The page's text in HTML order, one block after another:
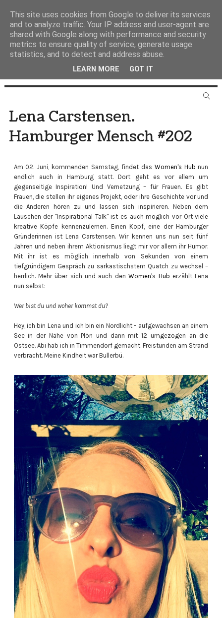
Lena Carstensen.
Hamburger Mensch #202
Am 02. Juni, kommenden Samstag, findet das Women's Hub nun
endlich auch in Hamburg statt. Dort geht es vor allem um
gegenseitige Inspiration! Und Vernetzung – für Frauen. Es gibt
Frauen, die stellen ihr eigenes Projekt, oder ihre Geschichte vor und
die Anderen hören zu und lassen sich inspirieren. Neben dem
Lauschen der "Inspirational Talk" ist es auch möglich vor Ort viele
kreative Köpfe kennenzulernen. Einen Kopf, eine der Hamburger
Gründerinnen ist Lena Carstensen. Wir kennen uns nun seit fünf
Jahren und neben ihrem Aktionismus liegt mir vor allem ihr Humor.
Mit ihr ist es möglich innerhalb von Sekunden von einem
tiefgründigem Gespräch zu sarkastischstem Quatch zu wechsel –
herrlich. Mehr über sich und auch denWomen's Hub erzählt Lena
nun selbst:
Wer bist du und woher kommst du?
Hey, ich bin Lena und ich bin ein Nordlicht - aufgewachsen an einem
See in der Nähe von Plön und dann mit 12 umgezogen an die
Ostsee. Abi hab ich in Timmendorf gemacht. Freistunden am Strand
verbracht. Meine Kindheit war Bullerbü.
This site uses cookies from Google to deliver its services
and to analyze traffic. Your IP address and user-agent are
shared with Google along with performance and security
metrics to ensure quality of service, generate usage
statistics, and to detect and address abuse.
LEARN MORE GOT IT